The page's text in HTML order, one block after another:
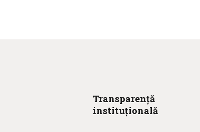
Transparență
instituțională